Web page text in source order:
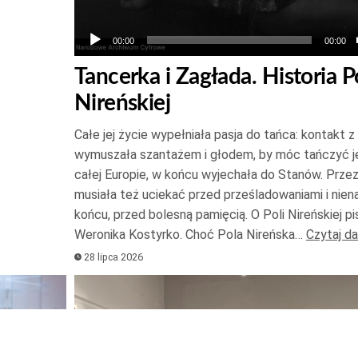
00:00 00:00
Tancerka i Zagłada. Historia
Nireńskiej
Całe jej życie wypełniała pasja do tańca: kontakt z
wymuszała szantażem i głodem, by móc tańczyć
całej Europie, w końcu wyjechała do Stanów.
musiała też uciekać przed prześladowaniami i
końcu, przed bolesną pamięcią. O Poli Nireńskiej
Weronika Kostyrko. Choć Pola Nireńska… Czytaj
28 lipca 2026
Odtwarzacz
plików